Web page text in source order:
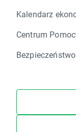
Kalendarz
Centrum